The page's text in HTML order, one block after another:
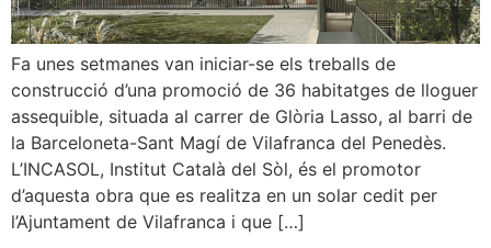
Fa unes setmanes van iniciar-se els treballs de
construcció d’una promoció de 36 habitatges de lloguer
assequible, situada al carrer de Glòria Lasso, al barri de
la Barceloneta-Sant Magí de Vilafranca del Penedès.
L’INCASOL, Institut Català del Sòl, és el promotor
d’aquesta obra que es realitza en un solar cedit per
l’Ajuntament de Vilafranca i que […]